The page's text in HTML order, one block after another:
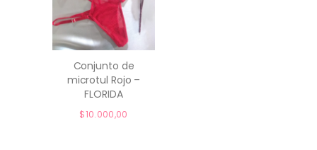
comprar
Conjunto de
microtul Rojo –
FLORIDA
$10.000,00